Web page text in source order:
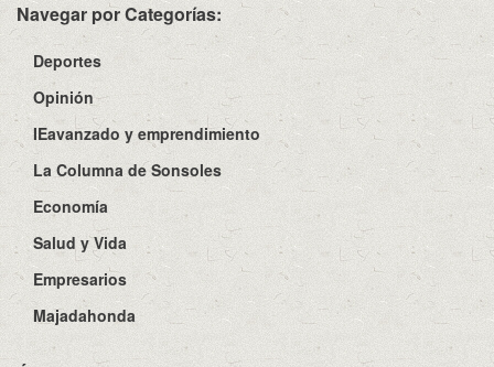
Navegar por Categorías:
Deportes
Opinión
IEavanzado y emprendimiento
La Columna de Sonsoles
Economía
Salud y Vida
Empresarios
Majadahonda